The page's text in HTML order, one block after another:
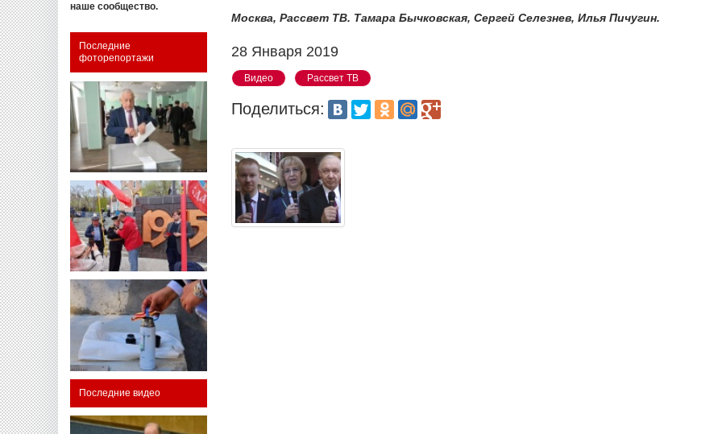
наше сообщество.
Последние
фоторепортажи
Последние видео
Москва, Рассвет ТВ. Тамара Бычковская, Сергей Селезнев, Илья Пичугин.
28 Января 2019
Видео Рассвет ТВ
Поделиться: